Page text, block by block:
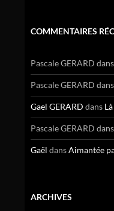
COMMENTAIRES
Pascale GERARD dans
Pascale GERARD dans
Gael GERARD dans Là
Pascale GERARD dans
Gaël dansAimantée
ARCHIVES